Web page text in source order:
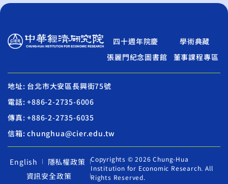
四十週年院慶
學術典藏
張麗門紀念圖書館
董事課程專區
地址: 台北市大安區長興街75號
電話: +886-2-2735-6006
傳真: +886-2-2735-6035
信箱: chunghua@cier.edu.tw
English
隱私權政策
資訊安全政策
Copyrights © 2026 Chung-Hua
Institution for Economic Research. All
Rights Reserved.